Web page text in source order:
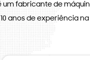
um fabricante de
10 anos de experiência